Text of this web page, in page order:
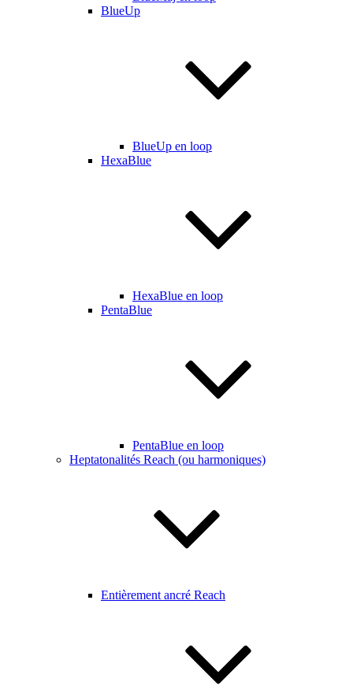
BlueUp
BlueUp en loop
HexaBlue
HexaBlue en loop
PentaBlue
PentaBlue en loop
Heptatonalités Reach (ou harmoniques)
Entièrement ancré Reach